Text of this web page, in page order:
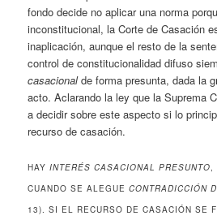
fondo decide no aplicar una norma
inconstitucional, la Corte de Casación
inaplicación, aunque el resto de la
control de constitucionalidad difuso
casacionalde forma presunta, dada la
acto. Aclarando la ley que la Suprema
a decidir sobre este aspecto si lo
recurso de casación.
HAYINTERÉS CASACIONAL PRESUNTO
CUANDO SE ALEGUECONTRADICCIÓN
13). SI EL RECURSO DE CASACIÓN SE